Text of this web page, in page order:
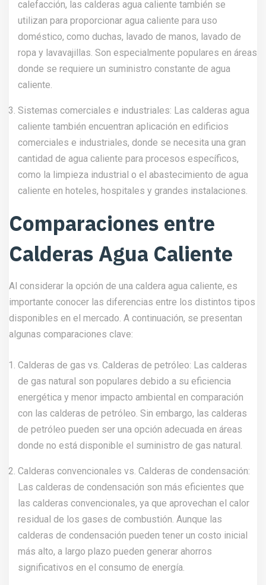
calefacción, las calderas agua caliente también se
utilizan para proporcionar agua caliente para uso
doméstico, como duchas, lavado de manos, lavado de
ropa y lavavajillas. Son especialmente populares en áreas
donde se requiere un suministro constante de agua
caliente.
Sistemas comerciales e industriales: Las calderas agua
caliente también encuentran aplicación en edificios
comerciales e industriales, donde se necesita una gran
cantidad de agua caliente para procesos específicos,
como la limpieza industrial o el abastecimiento de agua
caliente en hoteles, hospitales y grandes instalaciones.
Comparaciones entre
Calderas Agua Caliente
Al considerar la opción de una caldera agua caliente, es
importante conocer las diferencias entre los distintos tipos
disponibles en el mercado. A continuación, se presentan
algunas comparaciones clave:
Calderas de gas vs. Calderas de petróleo: Las calderas
de gas natural son populares debido a su eficiencia
energética y menor impacto ambiental en comparación
con las calderas de petróleo. Sin embargo, las calderas
de petróleo pueden ser una opción adecuada en áreas
donde no está disponible el suministro de gas natural.
Calderas convencionales vs. Calderas de condensación:
Las calderas de condensación son más eficientes que
las calderas convencionales, ya que aprovechan el calor
residual de los gases de combustión. Aunque las
calderas de condensación pueden tener un costo inicial
más alto, a largo plazo pueden generar ahorros
significativos en el consumo de energía.